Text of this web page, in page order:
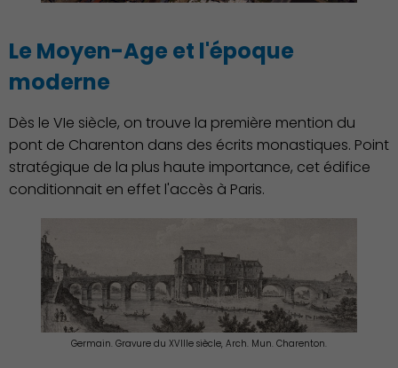
Le Moyen-Age et l'époque
moderne
Dès le VIe siècle, on trouve la première mention du
pont de Charenton dans des écrits monastiques. Point
stratégique de la plus haute importance, cet édifice
conditionnait en effet l'accès à Paris.
Germain. Gravure du XVIIIe siècle, Arch. Mun. Charenton.